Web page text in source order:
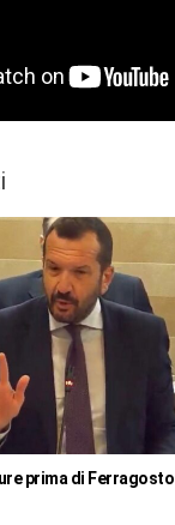
prima di Ferragosto